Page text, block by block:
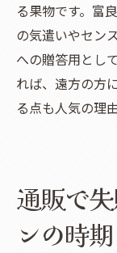
る果物です。富
の気遣いやセン
への贈答用とし
れば、遠方の方
る点も人気の理
通販で
ンの時